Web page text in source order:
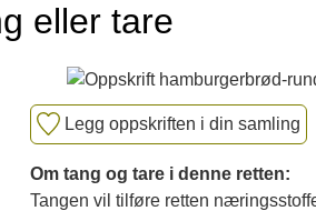
eller tare
Legg oppskriften i din samling
Om tang og tare i denne retten:
Tangen vil tilføre retten